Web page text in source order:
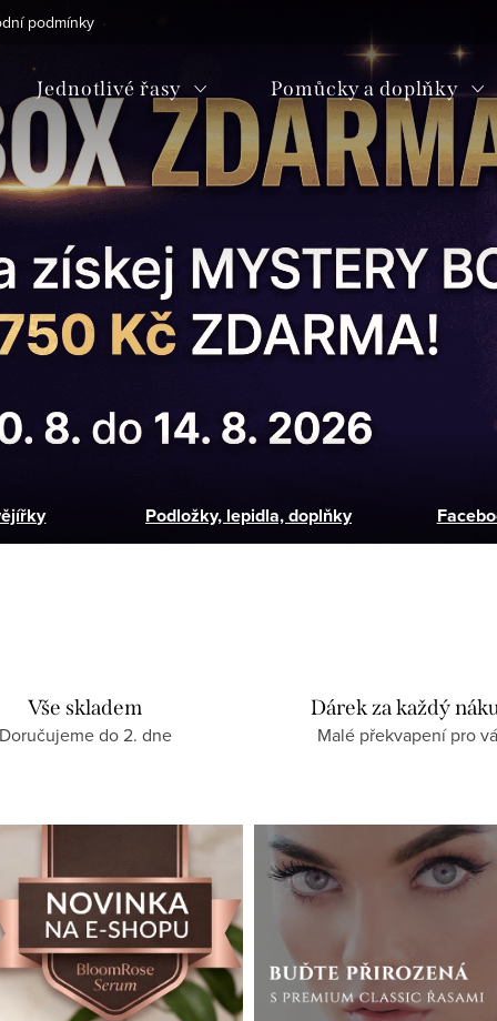
podmínky
Jednotlivé řasy Pomůcky a doplňky
Podložky, lepidla, doplňky
Vše skladem
Doručujeme do 2. dne
Dárek za každý
Malé překvapení pro